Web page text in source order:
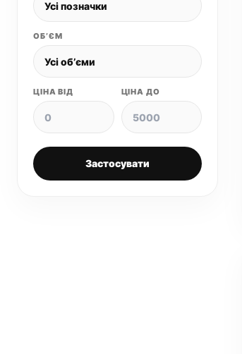
ОБʼЄМ
ЦІНА ВІД ЦІНА ДО
Застосувати